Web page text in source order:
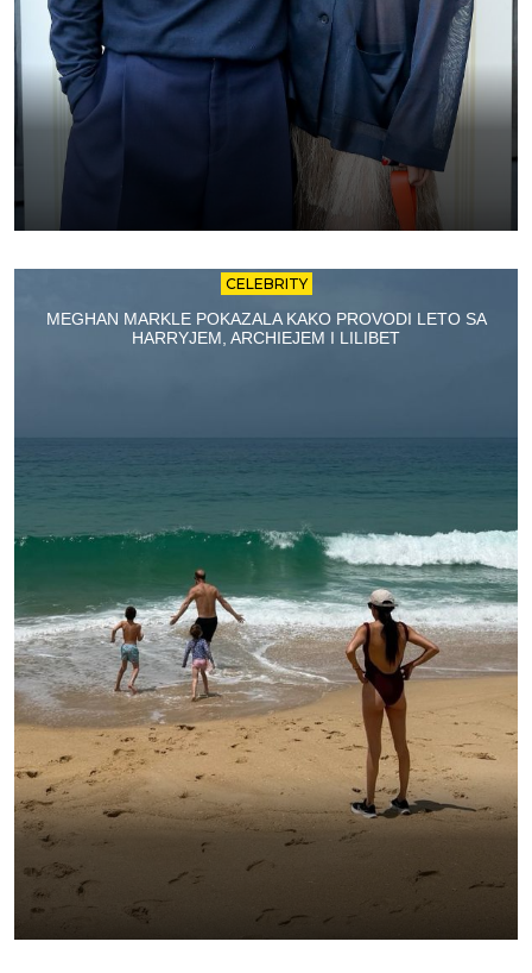
CELEBRITY
MEGHAN MARKLE POKAZALA KAKO PROVODI LETO SA
HARRYJEM, ARCHIEJEM I LILIBET